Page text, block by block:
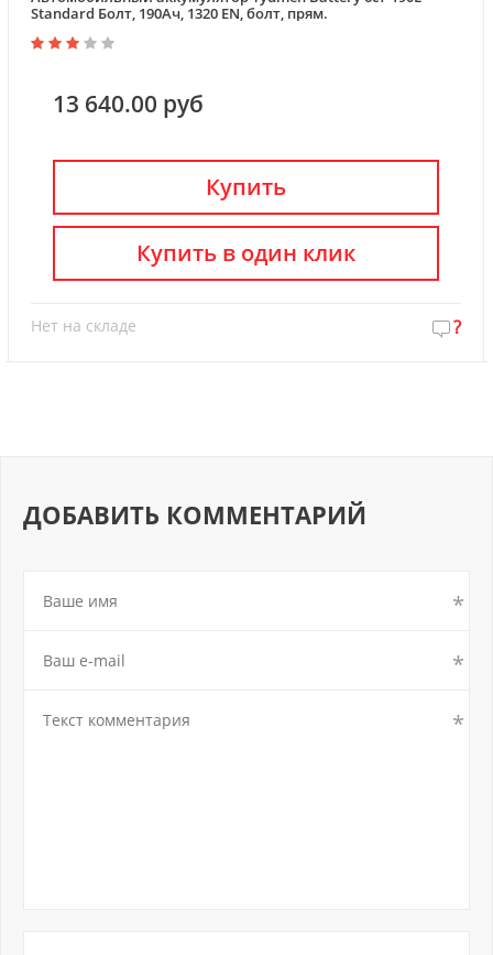
Standard Болт, 190Ач, 1320 EN, болт, прям.
13 640.00 руб
Купить
Нет на складе ?
Купить в один клик
ДОБАВИТЬ КОММЕНТАРИЙ